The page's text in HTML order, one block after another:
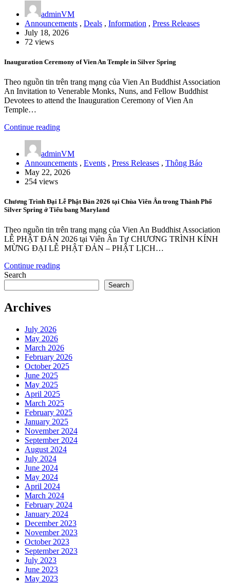
adminVM
Announcements , Deals , Information , Press Releases
July 18, 2026
72 views
Inauguration Ceremony of Vien An Temple in Silver Spring
Theo nguồn tin trên trang mạng của Vien An Buddhist Association
An Invitation to Venerable Monks, Nuns, and Fellow Buddhist
Devotees to attend the Inauguration Ceremony of Vien An
Temple…
Continue reading
adminVM
Announcements , Events , Press Releases , Thông Báo
May 22, 2026
254 views
Chương Trình Đại Lễ Phật Đản 2026 tại Chùa Viên Ân trong Thành Phố
Silver Spring ở Tiểu bang Maryland
Theo nguồn tin trên trang mạng của Vien An Buddhist Association
LỄ PHẬT ĐẢN 2026 tại Viên Ân Tự CHƯƠNG TRÌNH KÍNH
MỪNG ĐẠI LỄ PHẬT ĐẢN – PHẬT LỊCH…
Continue reading
Search
Search
Archives
July 2026
May 2026
March 2026
February 2026
October 2025
June 2025
May 2025
April 2025
March 2025
February 2025
January 2025
November 2024
September 2024
August 2024
July 2024
June 2024
May 2024
April 2024
March 2024
February 2024
January 2024
December 2023
November 2023
October 2023
September 2023
July 2023
June 2023
May 2023